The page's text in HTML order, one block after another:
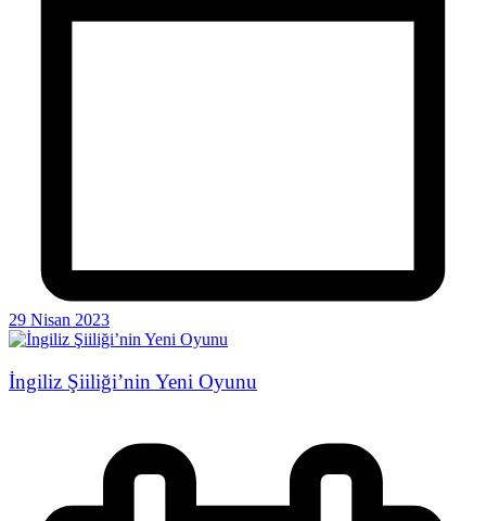
29 Nisan 2023
İngiliz Şiiliği’nin Yeni Oyunu